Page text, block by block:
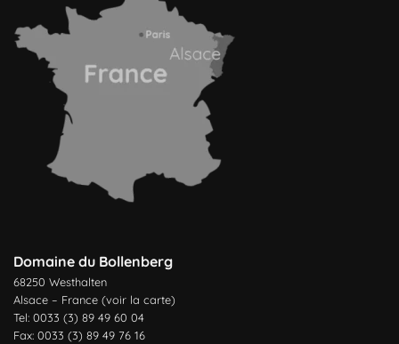
Domaine du Bollenberg
68250 Westhalten
Alsace – France (voir la carte)
Tel: 0033 (3) 89 49 60 04
Fax: 0033 (3) 89 49 76 16